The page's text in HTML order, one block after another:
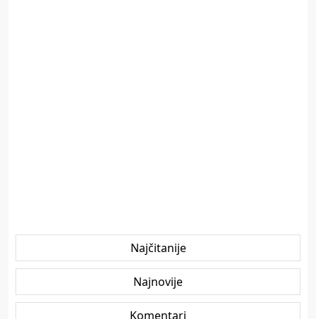
Najčitanije
Najnovije
Komentari